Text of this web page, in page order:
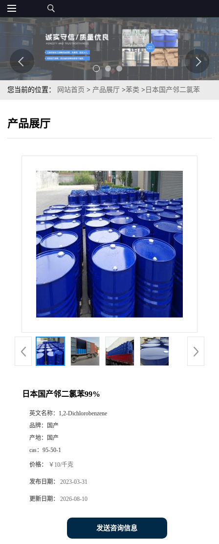
您当前的位置： 网站首页 > 产品展厅 >苯类 > 日本国产邻二氯苯
产品展厅
日本国产邻二氯苯99%
英文名称： 1,2-Dichlorobenzene
品牌：
国产
产地：
国产
cas： 95-50-1
价格： ￥10/千克
发布日期： 2023-03-31
更新日期： 2026-08-10
发送咨询信息